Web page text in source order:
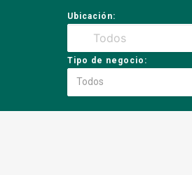
Ubicación:
Tipo de negocio:
Todos